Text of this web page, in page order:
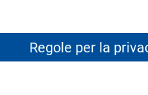
Regole per la